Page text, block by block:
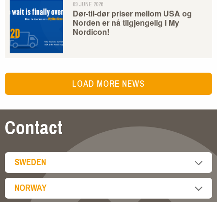
09 JUNE 2026
Dør-til-dør priser mellom USA og
Norden er nå tilgjengelig i My
Nordicon!
LOAD MORE NEWS
Contact
SWEDEN
NORWAY